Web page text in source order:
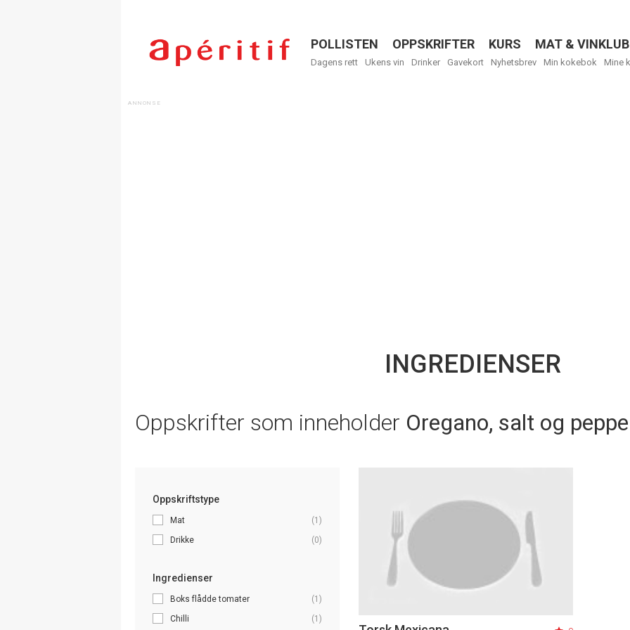
Menu
POLLISTEN OPPSKRIFTER KURS MAT &
Dagens rett Ukens vin Drinker Gavekort Nyhetsbrev Min kokebok Mine
INGREDIENSER
Oppskrifter som inneholder Oregano, salt og
Oppskriftstype
Mat
(1)
Drikke
(0)
Ingredienser
Boks flådde tomater
(1)
Chilli
(1)